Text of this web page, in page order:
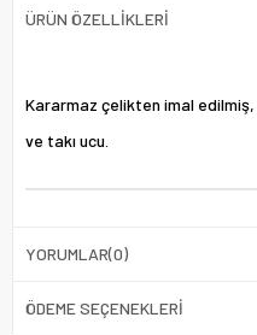
ÜRÜN ÖZELLIKLERI
Kararmaz çelikten imal
ve takı ucu.
YORUMLAR(0)
ÖDEME SEÇENEKLERI